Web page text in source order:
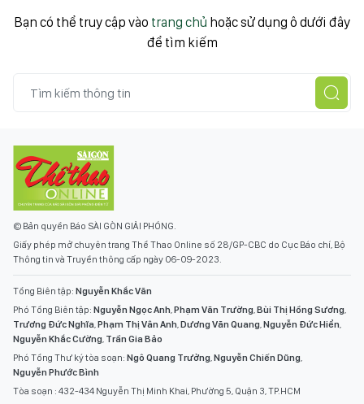
Bạn có thể truy cập vào trang chủ hoặc sử dụng ô dưới đây
để tìm kiếm
© Bản quyền Báo SÀI GÒN GIẢI PHÓNG.
Giấy phép mở chuyên trang Thể Thao Online số 28/GP-CBC do Cục Báo chí, Bộ
Thông tin và Truyền thông cấp ngày 06-09-2023.
Tổng Biên tập: Nguyễn Khắc Văn
Phó Tổng Biên tập: Nguyễn Ngọc Anh,Phạm Văn Trường,Bùi Thị Hồng Sương,
Trương Đức Nghĩa,Phạm Thị Vân Anh,Dương Văn Quang,Nguyễn Đức Hiển,
Nguyễn Khắc Cường, Trần Gia Bảo
Phó Tổng Thư ký tòa soạn: Ngô Quang Trưởng,Nguyễn Chiến Dũng,
Nguyễn Phước Bình
Tòa soạn : 432-434 Nguyễn Thị Minh Khai, Phường 5, Quận 3, TP.HCM